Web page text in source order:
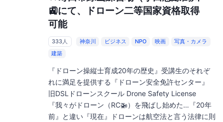
🚉にて、ドローン二等国家資格取得
可能
333人 神奈川 ビジネス NPO 映画
写真・カメラ
建築
『ドローン操縦士育成20年の歴史』受講生のそれぞ
れに満足を提供する『ドローン安全免許センター』
旧DSLドローンスクール Drone Safety License
『我々がドローン（RC🚁）を飛ばし始めた…『20年
前』と違い『現在』ドローンは航空法と言う法律に則